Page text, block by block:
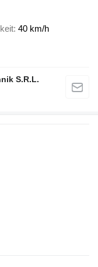
40 km/h
S.R.L.